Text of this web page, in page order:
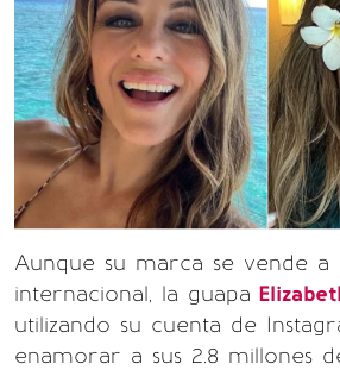
Aunque su marca se vende a
internacional, la guapa
utilizando su cuenta de
enamorar a sus 2.8 millones